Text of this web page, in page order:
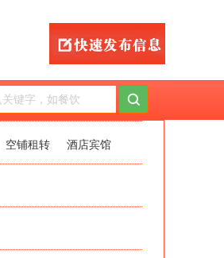
空铺租转 酒店宾馆